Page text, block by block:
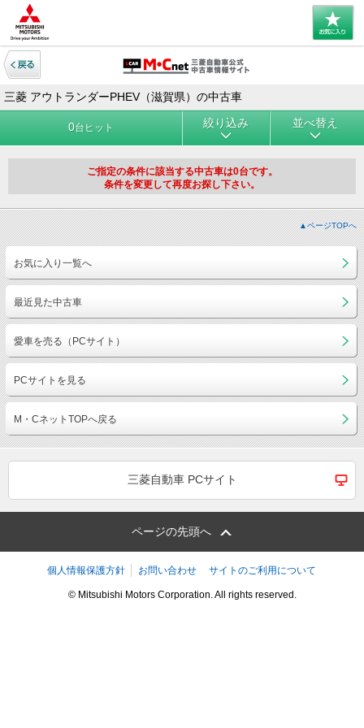
三菱 アウトランダーPHEV（滋賀県）の中古車
0台ヒット 絞り込み 並べ替え
ご指定の条件に該当する中古車は0台です。
条件を変更して再度お探し下さい。
▲ページTOPへ
お気に入り一覧へ
最近見た中古車
愛車を売る（PCサイト）
PCサイトを見る
M・CネットTOPへ戻る
三菱自動車 PCサイト
ページの先頭へ
個人情報保護方針 お問い合わせ サイトのご利用について
© Mitsubishi Motors Corporation. All rights reserved.